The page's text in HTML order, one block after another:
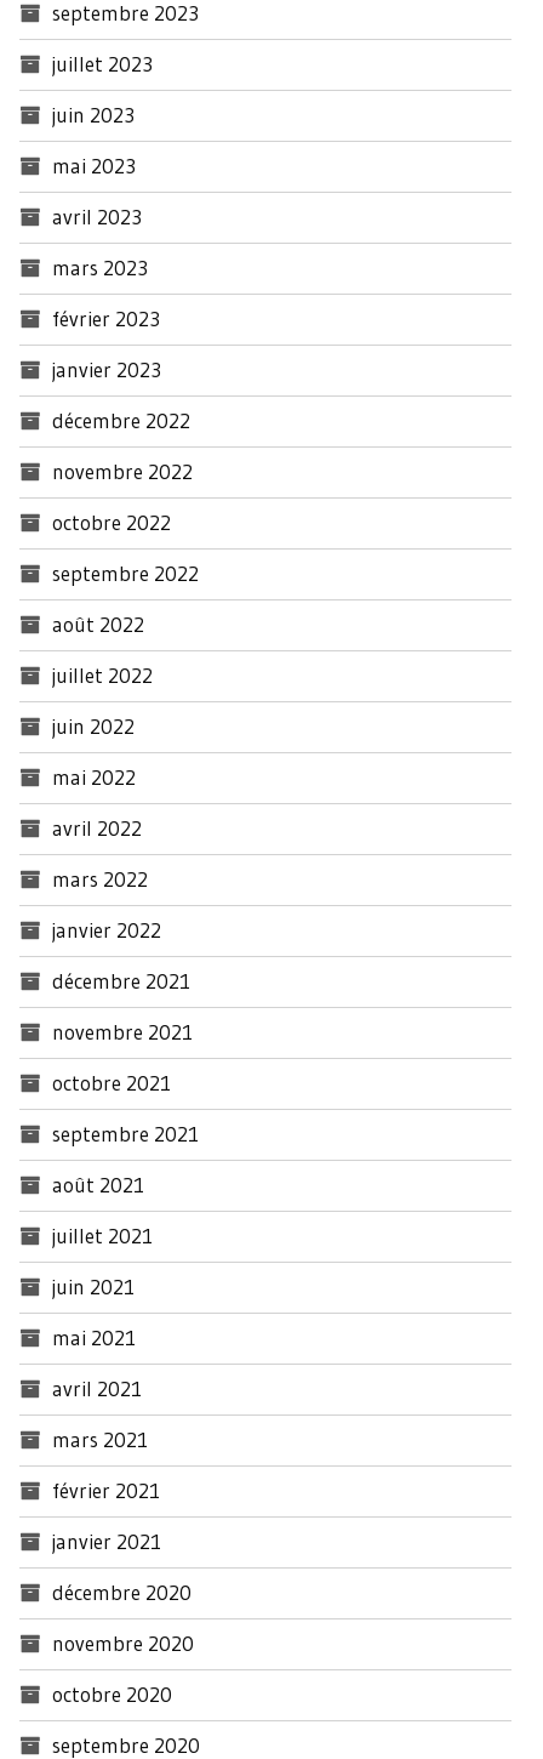
septembre 2023
juillet 2023
juin 2023
mai 2023
avril 2023
mars 2023
février 2023
janvier 2023
décembre 2022
novembre 2022
octobre 2022
septembre 2022
août 2022
juillet 2022
juin 2022
mai 2022
avril 2022
mars 2022
janvier 2022
décembre 2021
novembre 2021
octobre 2021
septembre 2021
août 2021
juillet 2021
juin 2021
mai 2021
avril 2021
mars 2021
février 2021
janvier 2021
décembre 2020
novembre 2020
octobre 2020
septembre 2020